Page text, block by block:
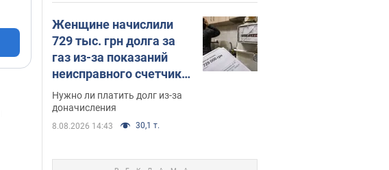
Женщине начислили
729 тыс. грн долга за
газ из-за показаний
неисправного счетчика:
судья вынес
неожиданное решение
Нужно ли платить долг из-за
доначисления
8.08.2026 14:43 30,1 т.